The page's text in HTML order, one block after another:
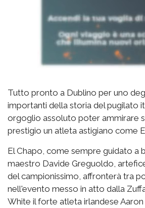
Tutto pronto a Dublino per uno
importanti della storia del pugilato
orgoglio assoluto poter ammirare
prestigio un atleta astigiano come
El Chapo, come sempre guidato a
maestro Davide Greguoldo,
del campionissimo, affronterà tra
nell'evento messo in atto dalla
White il forte atleta irlandese Aaron